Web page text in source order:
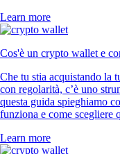
Learn more
Cos'è un crypto wallet e
Che tu stia acquistando la
con regolarità, c’è uno
questa guida spieghiamo
funziona e come scegliere
Learn more